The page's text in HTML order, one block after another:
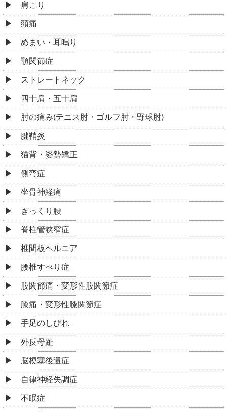
肩こり
頭痛
めまい・耳鳴り
顎関節症
ストレートネック
四十肩・五十肩
肘の痛み(テニス肘・ゴルフ肘・野球肘)
腱鞘炎
猫背・姿勢矯正
側弯症
坐骨神経痛
ぎっくり腰
脊柱管狭窄症
椎間板ヘルニア
腰椎すべり症
股関節痛・変形性股関節症
膝痛・変形性膝関節症
手足のしびれ
外反母趾
脳梗塞後遺症
自律神経失調症
不眠症